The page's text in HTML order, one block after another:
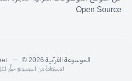
Open Source
الموسوعة القرآنية — © 2026
الاستفادةُ من الموسوعةِ حقٌّ